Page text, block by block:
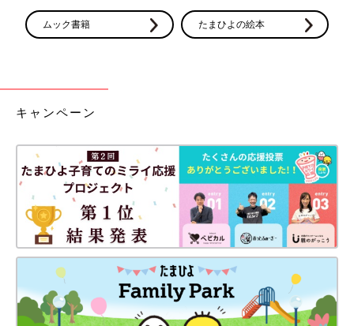
ムック書籍 たまひよの絵本
キャンペーン